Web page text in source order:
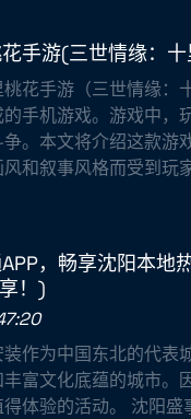
手游(三世情缘：
花手游（三世情缘：
手机游戏。游戏中，
。本文将介绍这款游
和叙事风格而受到玩
，畅享沈阳本地
！)
作为中国东北的代表
富文化底蕴的城市。
体验的活动。 沈阳